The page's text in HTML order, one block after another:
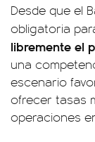
Desde que el
obligatoria
libremente el
una
escenario
ofrecer tasas
operaciones